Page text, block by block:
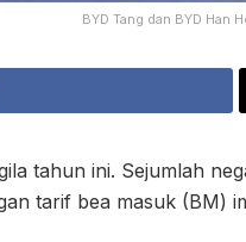
BYD Tang dan BYD Han
tahun ini. Sejumlah
tarif bea masuk (BM)